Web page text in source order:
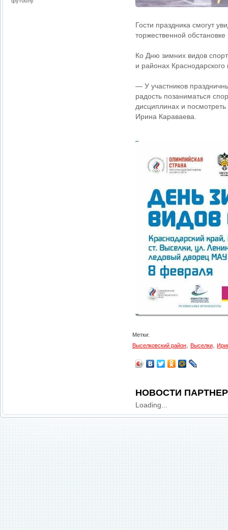
Гости праздника смогут
торжественной
Ко Дню зимних видов
и районах Краснодарского
— У участников
радость позаниматься
дисциплинах и
Ирина Караваева.
Метки:
Выселковский район
Выселки
НОВОСТИ
Loading...